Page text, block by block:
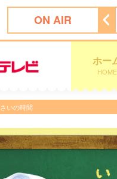
ON AIR
ＫＴＳライブニュース
ホー
HOME
いの時間